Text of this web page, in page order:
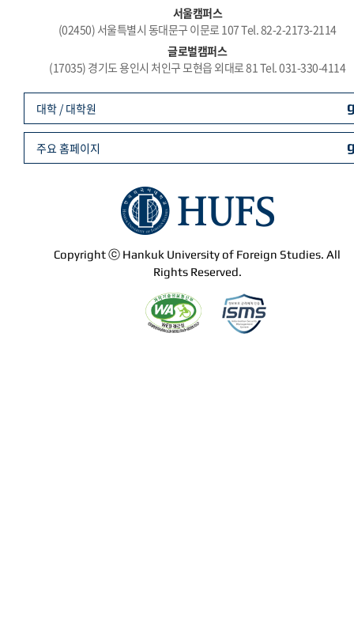
서울캠퍼스
(02450) 서울특별시 동대문구 이문로 107 Tel. 82-2-2173-2114
글로벌캠퍼스
(17035) 경기도 용인시 처인구 모현읍 외대로 81 Tel. 031-330-4114
Copyright ⓒ Hankuk University of Foreign Studies. All
Rights Reserved.
대학 / 대학원
주요 홈페이지